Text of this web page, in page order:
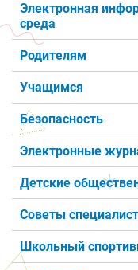
Электронная
среда
Родителям
Учащимся
Безопасность
Электронные
Детские
Советы
Школьный